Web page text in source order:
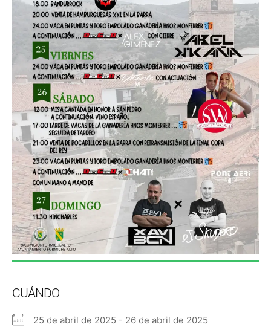
CUÁNDO
25 de abril de 2025 - 26 de abril de 2025